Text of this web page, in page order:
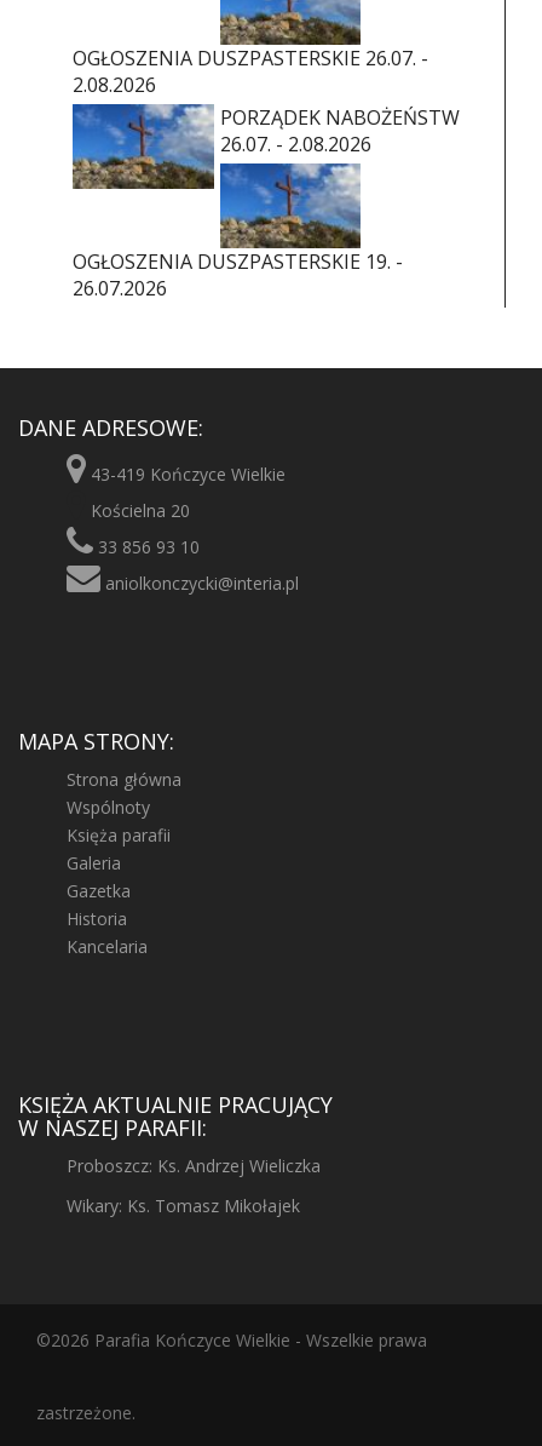
OGŁOSZENIA DUSZPASTERSKIE 26.07. -
2.08.2026
PORZĄDEK NABOŻEŃSTW
26.07. - 2.08.2026
OGŁOSZENIA DUSZPASTERSKIE 19. -
26.07.2026
DANE ADRESOWE:
43-419 Kończyce Wielkie
Kościelna 20
33 856 93 10
aniolkonczycki@interia.pl
MAPA STRONY:
Strona główna
Wspólnoty
Księża parafii
Galeria
Gazetka
Historia
Kancelaria
KSIĘŻA AKTUALNIE PRACUJĄCY
W NASZEJ PARAFII:
Proboszcz: Ks. Andrzej Wieliczka
Wikary: Ks. Tomasz Mikołajek
©2026 Parafia Kończyce Wielkie - Wszelkie prawa
zastrzeżone.